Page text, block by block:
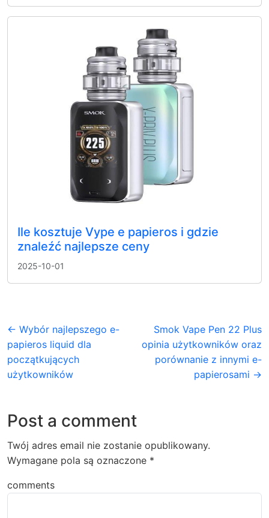
Ile kosztuje Vype e papieros i gdzie
znaleźć najlepsze ceny
2025-10-01
← Wybór najlepszego e-
papieros liquid dla
początkujących
użytkowników
Smok Vape Pen 22 Plus
opinia użytkowników oraz
porównanie z innymi e-
papierosami →
Post a comment
Twój adres email nie zostanie opublikowany.
Wymagane pola są oznaczone *
comments